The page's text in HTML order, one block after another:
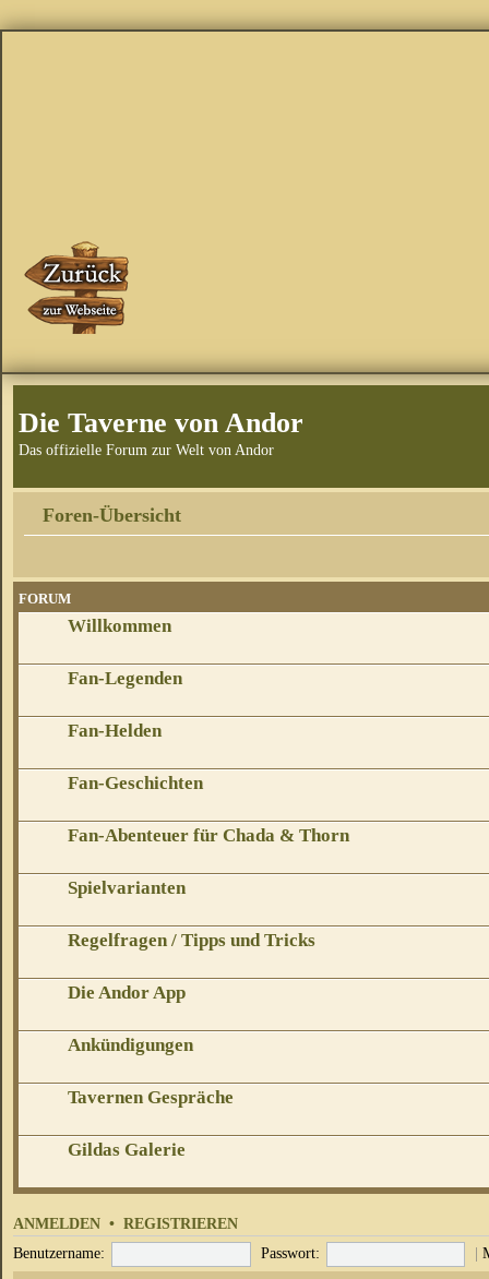
Die Taverne von Andor
Das offizielle Forum zur Welt von Andor
Foren-Übersicht
FORUM
Willkommen
Fan-Legenden
Fan-Helden
Fan-Geschichten
Fan-Abenteuer für Chada & Thorn
Spielvarianten
Regelfragen / Tipps und Tricks
Die Andor App
Ankündigungen
Tavernen Gespräche
Gildas Galerie
ANMELDEN • REGISTRIEREN
Benutzername: Passwort: |